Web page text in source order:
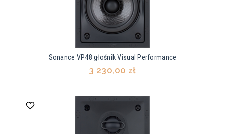
Sonance VP48 głośnik Visual Performance
3 230,00 zł